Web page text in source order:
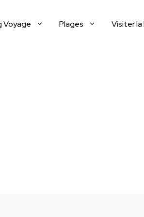
Voyage Plages Visiter la